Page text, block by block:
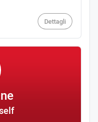
Dettagli